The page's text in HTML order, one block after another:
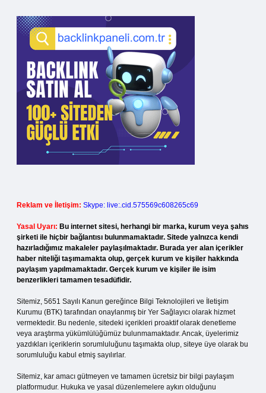
Reklam ve İletişim: Skype: live:.cid.575569c608265c69
Yasal Uyarı: Bu internet sitesi, herhangi bir marka, kurum veya şahıs
şirketi ile hiçbir bağlantısı bulunmamaktadır. Sitede yalnızca kendi
hazırladığımız makaleler paylaşılmaktadır. Burada yer alan içerikler
haber niteliği taşımamakta olup, gerçek kurum ve kişiler hakkında
paylaşım yapılmamaktadır. Gerçek kurum ve kişiler ile isim
benzerlikleri tamamen tesadüfidir.
Sitemiz, 5651 Sayılı Kanun gereğince Bilgi Teknolojileri ve İletişim
Kurumu (BTK) tarafından onaylanmış bir Yer Sağlayıcı olarak hizmet
vermektedir. Bu nedenle, sitedeki içerikleri proaktif olarak denetleme
veya araştırma yükümlülüğümüz bulunmamaktadır. Ancak, üyelerimiz
yazdıkları içeriklerin sorumluluğunu taşımakta olup, siteye üye olarak bu
sorumluluğu kabul etmiş sayılırlar.
Sitemiz, kar amacı gütmeyen ve tamamen ücretsiz bir bilgi paylaşım
platformudur. Hukuka ve yasal düzenlemelere aykırı olduğunu